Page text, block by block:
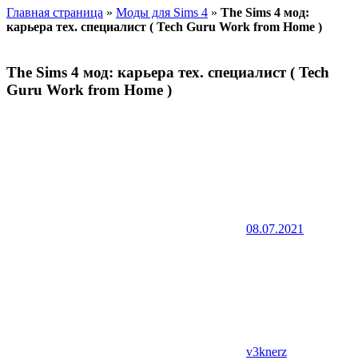
Главная страница » Моды для Sims 4 » The Sims 4 мод:
карьера тех. специалист ( Tech Guru Work from Home )
The Sims 4 мод: карьера тех. специалист ( Tech
Guru Work from Home )
08.07.2021
v3knerz